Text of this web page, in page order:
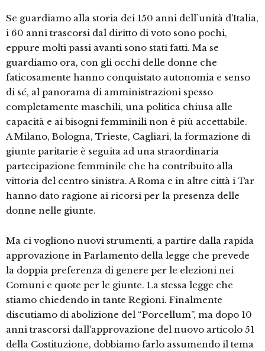
Se guardiamo alla storia dei 150 anni dell`unità d’Italia,
i 60 anni trascorsi dal diritto di voto sono pochi,
eppure molti passi avanti sono stati fatti. Ma se
guardiamo ora, con gli occhi delle donne che
faticosamente hanno conquistato autonomia e senso
di sé, al panorama di amministrazioni spesso
completamente maschili, una politica chiusa alle
capacità e ai bisogni femminili non è più accettabile.
A Milano, Bologna, Trieste, Cagliari, la formazione di
giunte paritarie è seguita ad una straordinaria
partecipazione femminile che ha contribuito alla
vittoria del centro sinistra. A Roma e in altre città i Tar
hanno dato ragione ai ricorsi per la presenza delle
donne nelle giunte.
Ma ci vogliono nuovi strumenti, a partire dalla rapida
approvazione in Parlamento della legge che prevede
la doppia preferenza di genere per le elezioni nei
Comuni e quote per le giunte. La stessa legge che
stiamo chiedendo in tante Regioni. Finalmente
discutiamo di abolizione del “Porcellum”, ma dopo 10
anni trascorsi dall’approvazione del nuovo articolo 51
della Costituzione, dobbiamo farlo assumendo il tema